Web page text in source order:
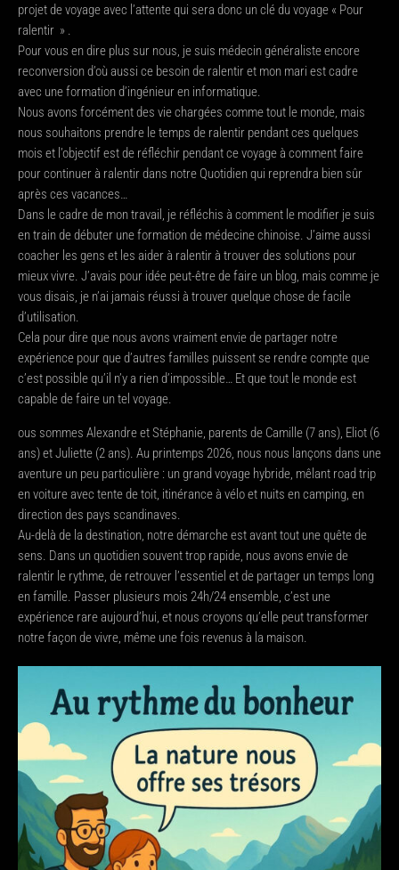
projet de voyage avec l’attente qui sera donc un clé du voyage « Pour
ralentir » .
Pour vous en dire plus sur nous, je suis médecin généraliste encore
reconversion d’où aussi ce besoin de ralentir et mon mari est cadre
avec une formation d’ingénieur en informatique.
Nous avons forcément des vie chargées comme tout le monde, mais
nous souhaitons prendre le temps de ralentir pendant ces quelques
mois et l’objectif est de réfléchir pendant ce voyage à comment faire
pour continuer à ralentir dans notre Quotidien qui reprendra bien sûr
après ces vacances…
Dans le cadre de mon travail, je réfléchis à comment le modifier je suis
en train de débuter une formation de médecine chinoise. J’aime aussi
coacher les gens et les aider à ralentir à trouver des solutions pour
mieux vivre. J’avais pour idée peut-être de faire un blog, mais comme je
vous disais, je n’ai jamais réussi à trouver quelque chose de facile
d’utilisation.
Cela pour dire que nous avons vraiment envie de partager notre
expérience pour que d’autres familles puissent se rendre compte que
c’est possible qu’il n’y a rien d’impossible… Et que tout le monde est
capable de faire un tel voyage.
ous sommes Alexandre et Stéphanie, parents de Camille (7 ans), Eliot (6
ans) et Juliette (2 ans). Au printemps 2026, nous nous lançons dans une
aventure un peu particulière : un grand voyage hybride, mêlant road trip
en voiture avec tente de toit, itinérance à vélo et nuits en camping, en
direction des pays scandinaves.
Au-delà de la destination, notre démarche est avant tout une quête de
sens. Dans un quotidien souvent trop rapide, nous avons envie de
ralentir le rythme, de retrouver l’essentiel et de partager un temps long
en famille. Passer plusieurs mois 24h/24 ensemble, c’est une
expérience rare aujourd’hui, et nous croyons qu’elle peut transformer
notre façon de vivre, même une fois revenus à la maison.